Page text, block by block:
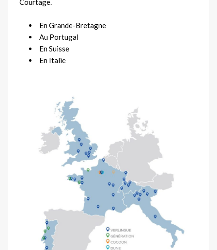
En Grande-Bretagne
Au Portugal
En Suisse
En Italie